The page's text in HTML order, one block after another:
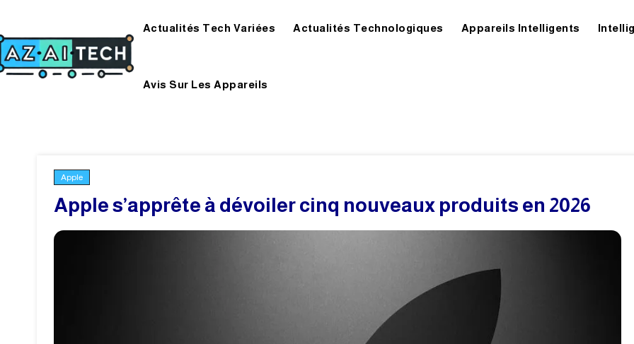
Actualités Tech Variées Actualités Technologiques Appareils Intelligents
Avis Sur Les Appareils
Apple
Apple s’apprête à dévoiler cinq nouveaux produits en 2026